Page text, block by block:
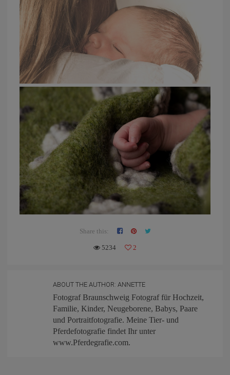
Share this:
5234 2
ABOUT THE AUTHOR: ANNETTE
Fotograf Braunschweig Fotograf für Hochzeit,
Familie, Kinder, Neugeborene, Babys, Paare
und Portraitfotografie. Meine Tier- und
Pferdefotografie findet Ihr unter
www.Pferdegrafie.com.